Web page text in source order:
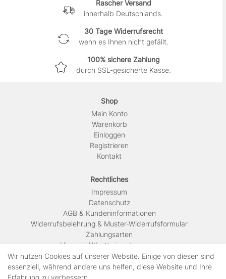
Rascher Versand
innerhalb Deutschlands.
30 Tage Widerrufsrecht
wenn es Ihnen nicht gefällt.
100% sichere Zahlung
durch SSL-gesicherte Kasse.
Shop
Mein Konto
Warenkorb
Einloggen
Registrieren
Kontakt
Rechtliches
Impressum
Daten­schutz
AGB & Kundeninformationen
Widerrufsbelehrung & Muster-Widerrufsformular
Zahlungsarten
Hinweis Altbatterieentsorgung
Versandkosten & Lieferinformationen
Wir nutzen Cookies auf unserer Website. Einige von diesen sind
essenziell, während andere uns helfen, diese Website und Ihre
Erfahrung zu verbessern.